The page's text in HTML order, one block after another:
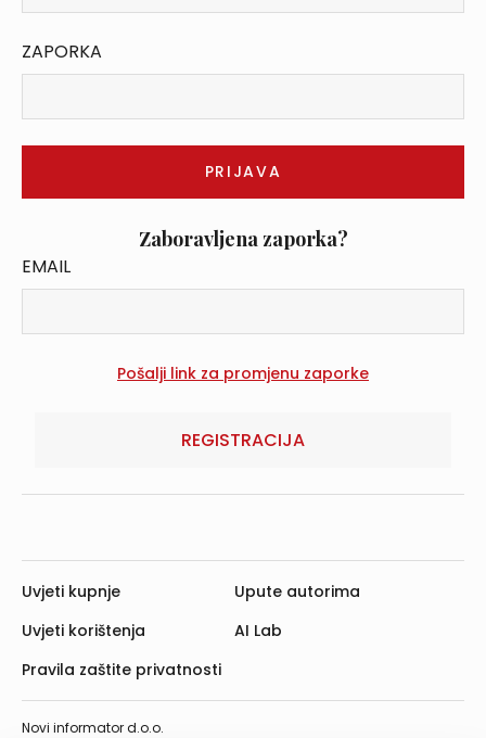
ZAPORKA
Zaboravljena zaporka?
EMAIL
REGISTRACIJA
Novi informator d.o.o.
Uvjeti kupnje
Uvjeti korištenja
Pravila zaštite privatnosti
Upute autorima
AI Lab